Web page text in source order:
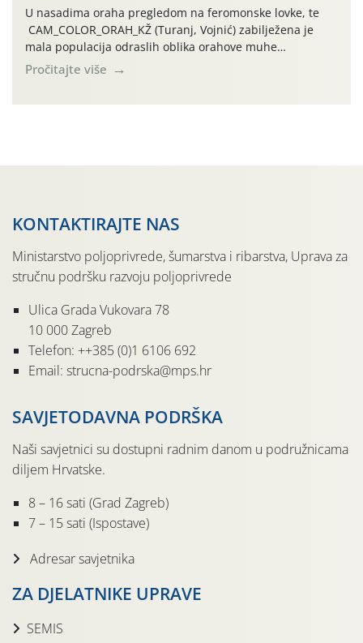
U nasadima oraha pregledom na feromonske lovke, te
CAM_COLOR_ORAH_KŽ (Turanj, Vojnić) zabilježena je
mala populacija odraslih oblika orahove muhe
(Rhagoletis completa). Niska brojnost može se objasniti
činjenicom da je riječ o mladim nasadima s vrlo malim
Pročitajte više
KONTAKTIRAJTE NAS
Ministarstvo poljoprivrede, šumarstva i ribarstva, Uprava za
stručnu podršku razvoju poljoprivrede
Ulica Grada Vukovara 78
10 000 Zagreb
Telefon: ++385 (0)1 6106 692
Email: strucna-podrska@mps.hr
SAVJETODAVNA PODRŠKA
Naši savjetnici su dostupni radnim danom u podružnicama
diljem Hrvatske.
8 – 16 sati (Grad Zagreb)
7 – 15 sati (Ispostave)
Adresar savjetnika
ZA DJELATNIKE UPRAVE
SEMIS